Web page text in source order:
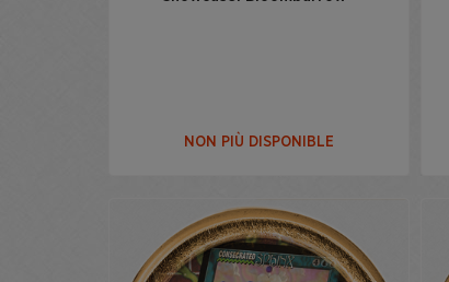
NON PIÙ DISPONIBLE